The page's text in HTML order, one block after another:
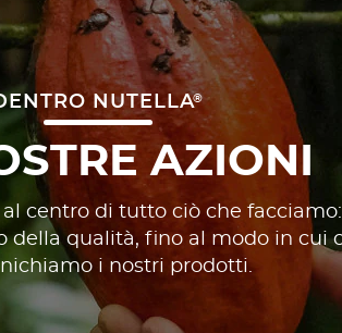
NUTELLA®
AZIONI
centro di tutto ciò che
qualità, fino al modo in cui
i nostri prodotti.